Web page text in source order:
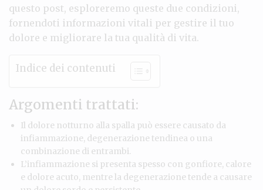
questo post, esploreremo queste due condizioni,
fornendoti informazioni vitali per gestire il tuo
dolore e migliorare la tua qualità di vita.
Indice dei contenuti
Argomenti trattati:
Il dolore notturno alla spalla può essere causato da
infiammazione, degenerazione tendinea o una
combinazione di entrambi.
L’infiammazione si presenta spesso con gonfiore, calore
e dolore acuto, mentre la degenerazione tende a causare